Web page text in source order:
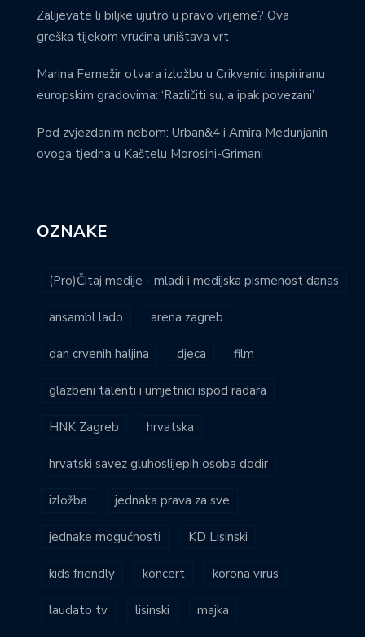
Zalijevate li biljke ujutro u pravo vrijeme? Ova
greška tijekom vrućina uništava vrt
Marina Fernežir otvara izložbu u Crikvenici inspiriranu
europskim gradovima: ‘Različiti su, a ipak povezani’
Pod zvjezdanim nebom: Urban&4 i Amira Medunjanin
ovoga tjedna u Kaštelu Morosini-Grimani
OZNAKE
(Pro)Čitaj medije - mladi i medijska pismenost danas
ansambl lado arena zagreb
dan crvenih haljina djeca film
glazbeni talenti i umjetnici ispod radara
HNK Zagreb hrvatska
hrvatski savez gluhoslijepih osoba dodir
izložba jednaka prava za sve
jednake mogućnosti KD Lisinski
kids friendly koncert korona virus
laudato tv lisinski majka